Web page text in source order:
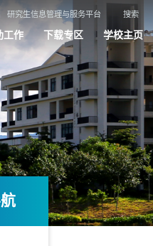
研究生信息管理与服务平台 搜索
工作 下载专区 学校主页